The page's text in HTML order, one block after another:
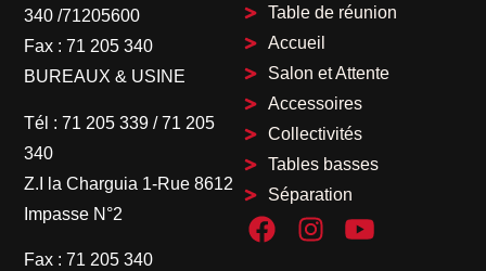
340 /71205600
Fax : 71 205 340
BUREAUX & USINE
Tél : 71 205 339 /71 205
340
Z.I la Charguia 1-Rue 8612
Impasse N°2
Fax : 71 205 340
Table de réunion
Accueil
Salon et Attente
Accessoires
Collectivités
Tables basses
Séparation